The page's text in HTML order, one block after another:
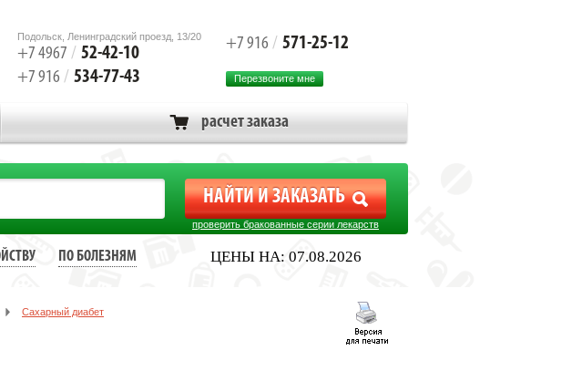
Подольск, Ленинградский проезд, 13/20
+7 4967 / 52-42-10
+7 916 / 534-77-43
+7 916 / 571-25-12
Перезвоните мне
расчет заказа
проверить бракованные серии лекарств
ЦЕНЫ НА: 07.08.2026
ПО БОЛЕЗНЯМ
Сахарный диабет